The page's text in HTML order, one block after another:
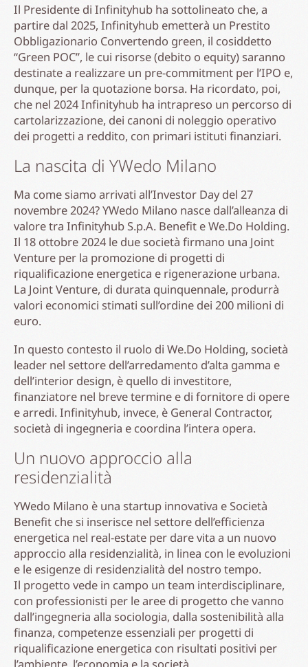
Il Presidente di Infinityhub ha sottolineato che, a
partire dal 2025, Infinityhub emetterà un Prestito
Obbligazionario Convertendo green, il cosiddetto
“Green POC”, le cui risorse (debito o equity) saranno
destinate a realizzare un pre-commitment per l’IPO e,
dunque, per la quotazione borsa. Ha ricordato, poi,
che nel 2024 Infinityhub ha intrapreso un percorso di
cartolarizzazione, dei canoni di noleggio operativo
dei progetti a reddito, con primari istituti finanziari.
La nascita di YWedo Milano
Ma come siamo arrivati all’Investor Day del 27
novembre 2024? YWedo Milano nasce dall’alleanza di
valore tra Infinityhub S.p.A. Benefit e We.Do Holding.
Il 18 ottobre 2024 le due società firmano una Joint
Venture per la promozione di progetti di
riqualificazione energetica e rigenerazione urbana.
La Joint Venture, di durata quinquennale, produrrà
valori economici stimati sull’ordine dei 200 milioni di
euro.
In questo contesto il ruolo di We.Do Holding, società
leader nel settore dell’arredamento d’alta gamma e
dell’interior design, è quello di investitore,
finanziatore nel breve termine e di fornitore di opere
e arredi. Infinityhub, invece, è General Contractor,
società di ingegneria e coordina l’intera opera.
Un nuovo approccio alla
residenzialità
YWedo Milano è una startup innovativa e Società
Benefit che si inserisce nel settore dell’efficienza
energetica nel real-estate per dare vita a un nuovo
approccio alla residenzialità, in linea con le evoluzioni
e le esigenze di residenzialità del nostro tempo.
Il progetto vede in campo un team interdisciplinare,
con professionisti per le aree di progetto che vanno
dall’ingegneria alla sociologia, dalla sostenibilità alla
finanza, competenze essenziali per progetti di
riqualificazione energetica con risultati positivi per
l’ambiente, l’economia e la società.